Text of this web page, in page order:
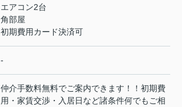
エアコン2台
角部屋
初期費用カード決済可
-
仲介手数料無料でご案内できます！！初期費
用・家賃交渉・入居日など諸条件何でもご相